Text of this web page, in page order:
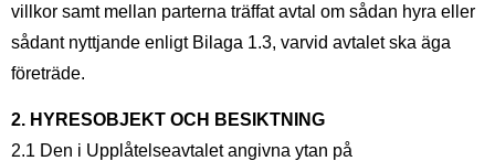
villkor samt mellan parterna träffat avtal om sådan hyra eller
sådant nyttjande enligt Bilaga 1.3, varvid avtalet ska äga
företräde.
2. HYRESOBJEKT OCH BESIKTNING
2.1 Den i Upplåtelseavtalet angivna ytan på